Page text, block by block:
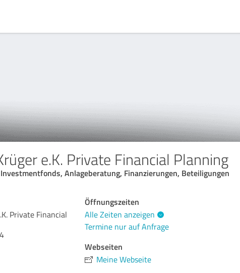
e.K. Private Financial Planning
Anlageberatung, Finanzierungen, Beteiligungen
Private Financial
Öffnungszeiten
Alle Zeiten anzeigen
Termine nur auf Anfrage
Webseiten
Meine Webseite